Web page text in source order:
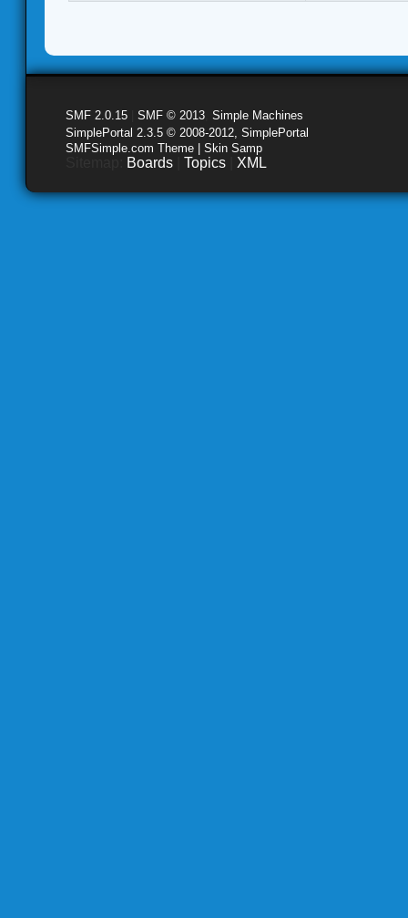
SMF 2.0.15 SMF © 2013 Simple Machines
SimplePortal 2.3.5 © 2008-2012, SimplePortal
SMFSimple.com Theme | Skin Samp
Boards Topics XML